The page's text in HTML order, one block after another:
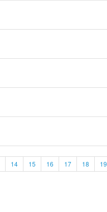
14 15 16 17 18 19